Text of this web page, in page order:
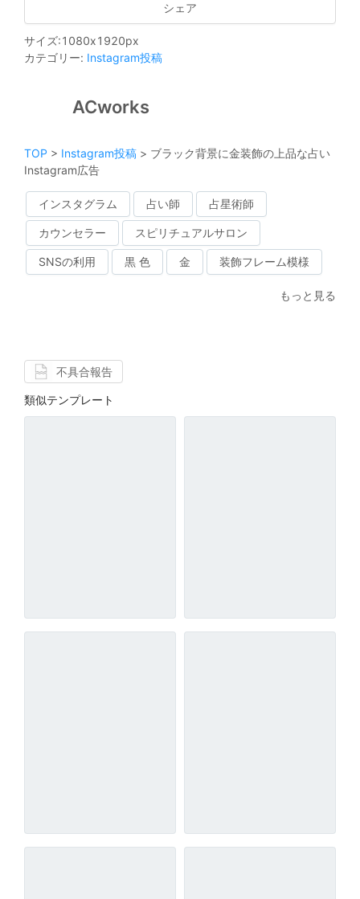
シェア
サイズ:1080x1920px
カテゴリー: Instagram投稿
ACworks
TOP > Instagram投稿 > ブラック背景に金装飾の上品な占い
Instagram広告
インスタグラム 占い師 占星術師
カウンセラー スピリチュアルサロン
SNSの利用 黒 色 金 装飾フレーム模様
もっと見る
不具合報告
類似テンプレート